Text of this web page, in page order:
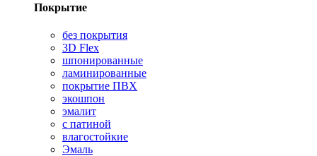
Покрытие
без покрытия
3D Flex
шпонированные
ламинированные
покрытие ПВХ
экошпон
эмалит
с патиной
влагостойкие
Эмаль